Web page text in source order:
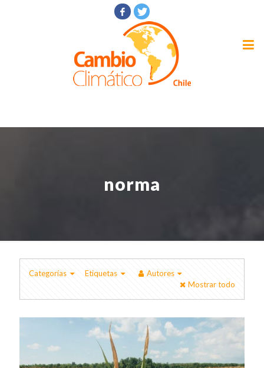
norma
Categorías Etiquetas
Autores
Mostrar todo